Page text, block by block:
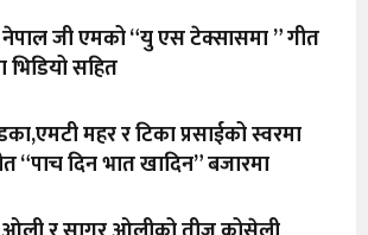
जी एमको “यु एस टेक्सासमा ” गीत
भिडियो सहित
महर र टिका प्रसाईको स्वरमा
“पाच दिन भात खादिन” बजारमा